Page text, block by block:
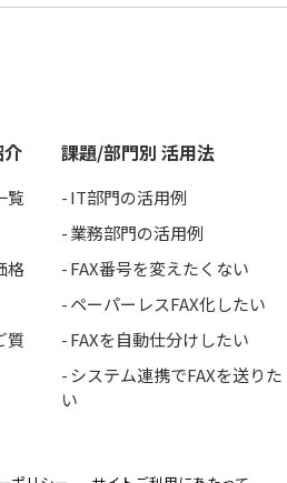
覧
格
質
課題/部門別 活用法
IT部門の活用例
業務部門の活用例
FAX番号を変えたくない
ペーパーレスFAX化したい
FAXを自動仕分けしたい
システム連携でFAXを送りた
い